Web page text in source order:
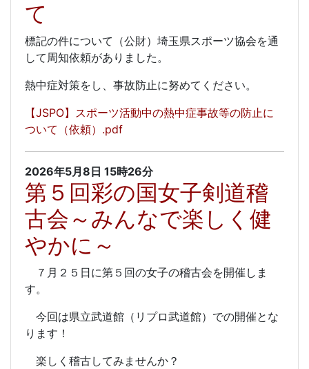
て
標記の件について（公財）埼玉県スポーツ協会を通
して周知依頼がありました。
熱中症対策をし、事故防止に努めてください。
【JSPO】スポーツ活動中の熱中症事故等の防止に
ついて（依頼）.pdf
2026年5月8日 15時26分
第５回彩の国女子剣道稽
古会～みんなで楽しく健
やかに～
７月２５日に第５回の女子の稽古会を開催しま
す。
今回は県立武道館（リプロ武道館）での開催とな
ります！
楽しく稽古してみませんか？